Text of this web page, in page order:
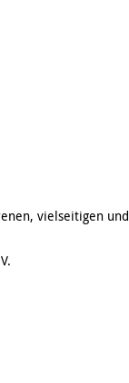
vielseitigen und